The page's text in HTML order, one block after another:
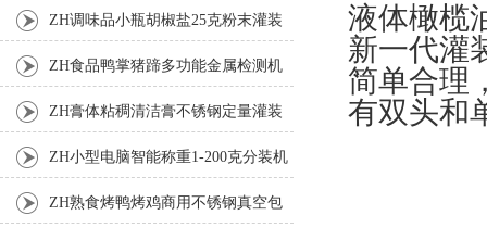
液体橄榄
新一代灌
简单合理
有双头和
装机 ZH调味品小瓶胡椒盐25克粉末灌装
ZH食品鸭掌猪蹄多功能金属检测机
ZH膏体粘稠清洁膏不锈钢定量灌装
机厂家 ZH小型电脑智能称重1-200克分装机
ZH熟食烤鸭烤鸡商用不锈钢真空包